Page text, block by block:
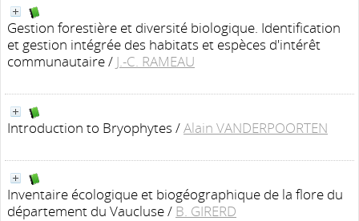
Gestion forestière et diversité biologique. Identification
et gestion intégrée des habitats et espèces d'intérêt
communautaire/ J.-C. RAMEAU
Introduction to Bryophytes /Alain VANDERPOORTEN
Inventaire écologique et biogéographique de la flore du
département du Vaucluse/ B. GIRERD